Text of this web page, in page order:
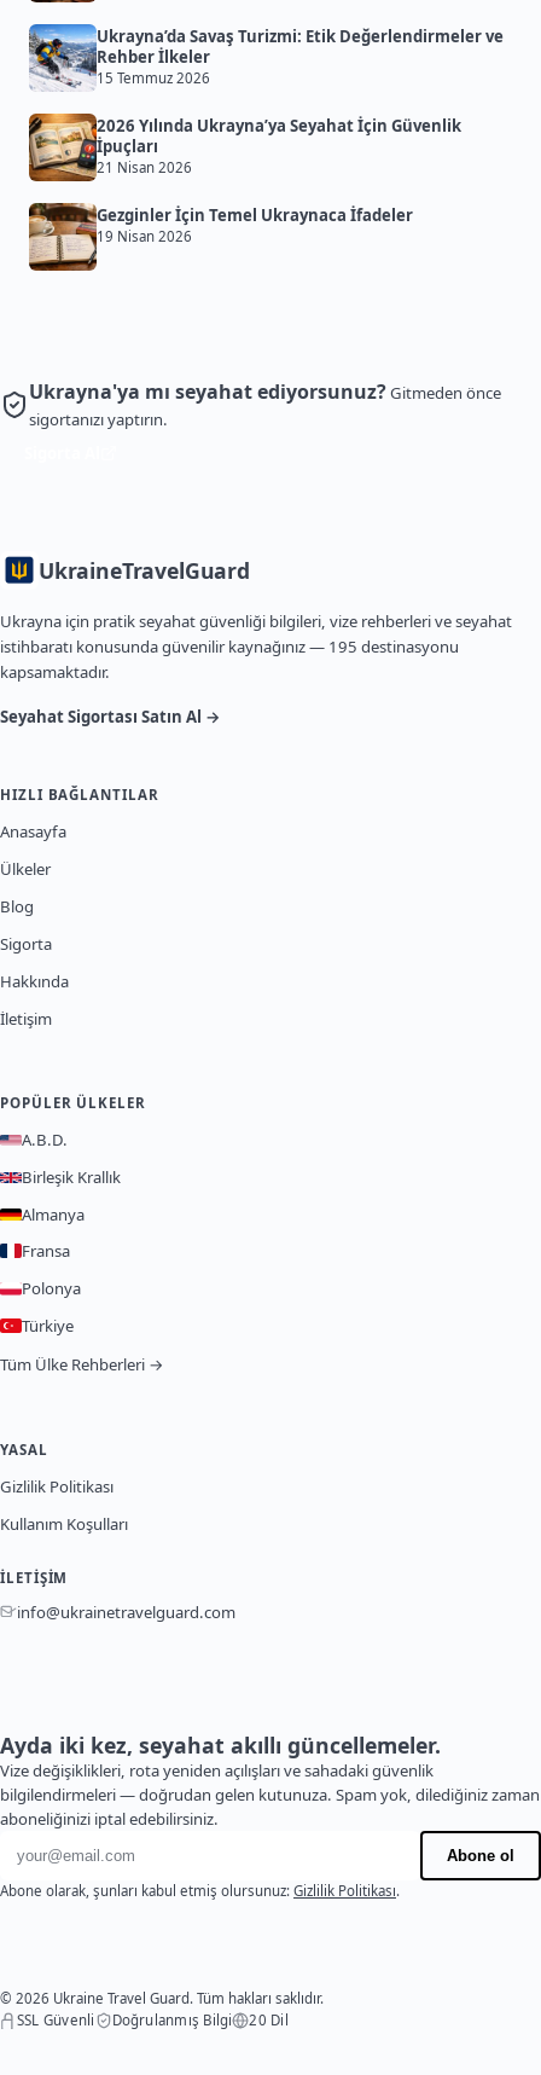
Ukrayna’da Savaş Turizmi: Etik Değerlendirmeler ve
Rehber İlkeler
15 Temmuz 2026
2026 Yılında Ukrayna’ya Seyahat İçin Güvenlik
İpuçları
21 Nisan 2026
Gezginler İçin Temel Ukraynaca İfadeler
19 Nisan 2026
Ukrayna'ya mı seyahat ediyorsunuz?Gitmeden önce
sigortanızı yaptırın.
UkraineTravelGuard
Ukrayna için pratik seyahat güvenliği bilgileri, vize rehberleri ve seyahat
istihbaratı konusunda güvenilir kaynağınız — 195 destinasyonu
kapsamaktadır.
Seyahat Sigortası Satın Al →
HIZLI BAĞLANTILAR
Anasayfa
Ülkeler
Blog
Sigorta
Hakkında
İletişim
POPÜLER ÜLKELER
A.B.D.
Birleşik Krallık
Almanya
Fransa
Polonya
Türkiye
Tüm Ülke Rehberleri →
YASAL
Gizlilik Politikası
Kullanım Koşulları
İLETIŞIM
info@ukrainetravelguard.com
Ayda iki kez, seyahat akıllı güncellemeler.
Vize değişiklikleri, rota yeniden açılışları ve sahadaki güvenlik
bilgilendirmeleri — doğrudan gelen kutunuza. Spam yok, dilediğiniz zaman
aboneliğinizi iptal edebilirsiniz.
E-posta adresi
Abone ol
Abone olarak, şunları kabul etmiş olursunuz: Gizlilik Politikası.
© 2026 Ukraine Travel Guard. Tüm hakları saklıdır.
SSL Güvenli
Doğrulanmış Bilgi 20 Dil